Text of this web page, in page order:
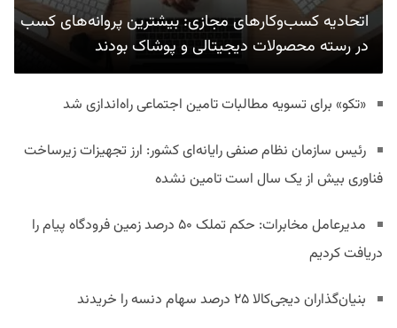
اتحادیه کسب‌وکارهای مجازی: بیشترین پروانه‌های کسب
در رسته محصولات دیجیتالی و پوشاک بودند
«تکو» برای تسویه مطالبات تامین اجتماعی راه‌اندازی شد
رئیس سازمان نظام صنفی رایانه‌ای کشور: ارز تجهیزات زیرساخت
فناوری بیش از یک سال است تامین نشده
مدیرعامل مخابرات: حکم تملک ۵۰ درصد زمین فرودگاه پیام را
دریافت کردیم
بنیان‌گذاران دیجی‌کالا ۲۵ درصد سهام دنسه را خریدند